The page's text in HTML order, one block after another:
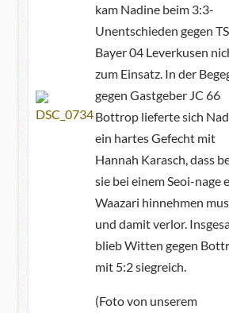
kam Nadine beim 3:3-
Unentschieden gegen
Bayer 04 Leverkusen
zum Einsatz. In der
gegen Gastgeber JC 66
Bottrop lieferte sich
ein hartes Gefecht mit
Hannah Karasch, dass
sie bei einem Seoi-nage
Waazari hinnehmen
und damit verlor.
blieb Witten gegen
mit 5:2 siegreich.
(Foto von unserem